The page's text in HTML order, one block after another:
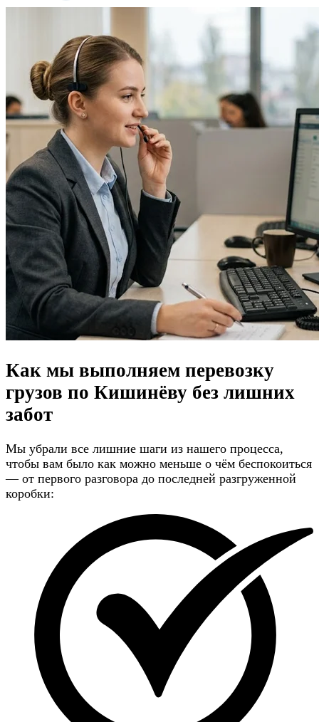
Как мы выполняем перевозку
грузов по Кишинёву без лишних
забот
Мы убрали все лишние шаги из нашего процесса,
чтобы вам было как можно меньше о чём беспокоиться
— от первого разговора до последней разгруженной
коробки: